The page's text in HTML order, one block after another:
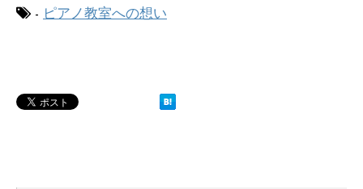
- ピアノ教室への想い